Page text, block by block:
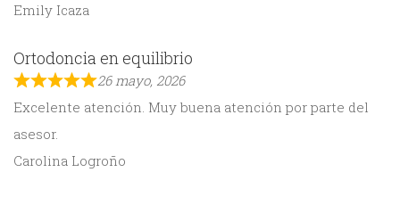
Emily Icaza
Ortodoncia en equilibrio
26 mayo, 2026
Excelente atención. Muy buena atención por parte del
asesor.
Carolina Logroño